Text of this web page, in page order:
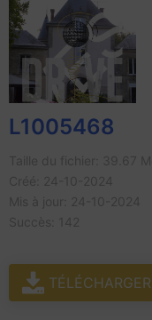
L1005468
TÉLÉCHARGER